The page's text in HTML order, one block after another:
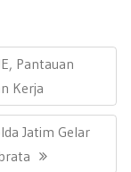
Pantauan
Kerja
Jatim Gelar